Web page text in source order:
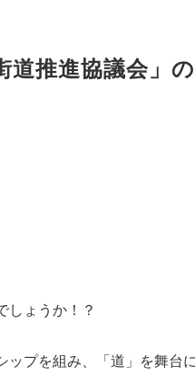
道推進協議会」
しょうか！？
ップを組み、「道」を舞台に